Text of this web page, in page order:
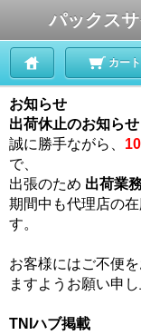
パックス
カート
お知らせ
出荷休止のお知らせ
誠に勝手ながら、
で、
出張のため 出荷業
期間中も代理店の
す。
お客様にはご不便
ますようお願い申し
TNIハブ掲載